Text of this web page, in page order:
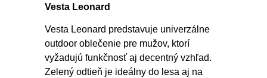
Vesta Leonard
Vesta Leonard predstavuje univerzálne
outdoor oblečenie pre mužov, ktorí
vyžadujú funkčnosť aj decentný vzhľad.
Zelený odtieň je ideálny do lesa aj na